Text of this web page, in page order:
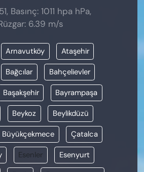
Basınç: 1011 hpa hPa,
6.39 m/s
Arnavutköy Ataşehir
Bağcılar Bahçelievler
Başakşehir Bayrampaşa
Beykoz Beylikdüzü
Büyükçekmece Çatalca
Esenler Esenyurt
HABERLERİ